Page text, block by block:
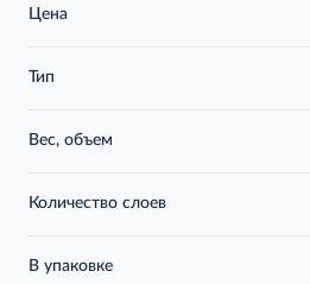
Цена
Тип
Вес, объем
Количество слоев
В упаковке